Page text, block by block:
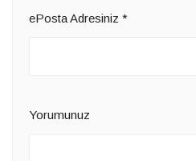
ePosta Adresiniz *
Yorumunuz